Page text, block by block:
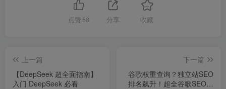
点赞 58 分享 收藏
上一篇
【DeepSeek 超全面指南】
入门 DeepSeek 必看
下一篇
谷歌权重查询？独立站SEO
排名飙升！超全谷歌SEO工